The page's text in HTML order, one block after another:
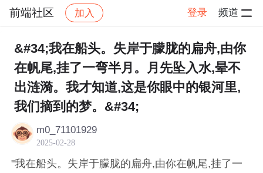
前端社区 加入 登录 频道
社区 前端社区 感慨 帖子详情
&#34;我在船头。失岸于朦胧的扁舟,由你
在帆尾,挂了一弯半月。月先坠入水,晕不
出涟漪。我才知道,这是你眼中的银河里,
我们摘到的梦。&#34;
m0_71101929
2025-02-28
"我在船头。失岸于朦胧的扁舟,由你在帆尾,挂了一